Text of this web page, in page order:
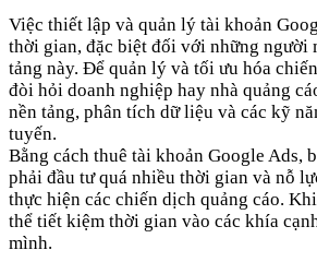
Việc thiết lập và quản lý tài khoản
thời gian, đặc biệt đối với những người
tảng này. Để quản lý và tối ưu hóa
đòi hỏi doanh nghiệp hay nhà quảng
nền tảng, phân tích dữ liệu và các kỹ
tuyến.
Bằng cách thuê tài khoản Google Ads,
phải đầu tư quá nhiều thời gian và nỗ
thực hiện các chiến dịch quảng cáo.
thể tiết kiệm thời gian vào các khía
mình.